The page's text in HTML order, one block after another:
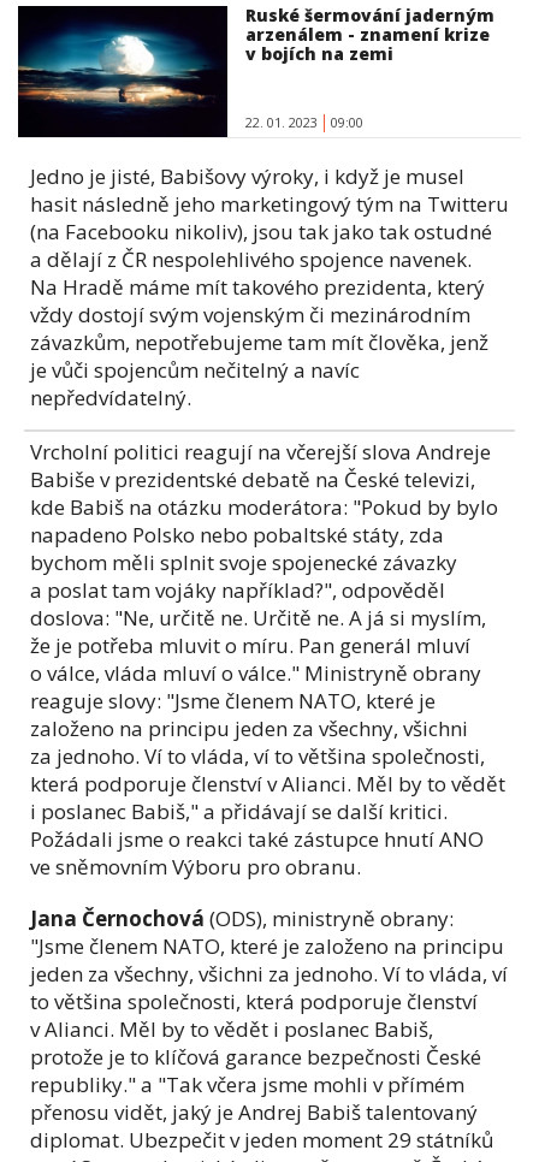
Ruské šermování jaderným
arzenálem - znamení krize
v bojích na zemi
22. 01. 2023 09:00
Jedno je jisté, Babišovy výroky, i když je musel
hasit následně jeho marketingový tým na Twitteru
(na Facebooku nikoliv), jsou tak jako tak ostudné
a dělají z ČR nespolehlivého spojence navenek.
Na Hradě máme mít takového prezidenta, který
vždy dostojí svým vojenským či mezinárodním
závazkům, nepotřebujeme tam mít člověka, jenž
je vůči spojencům nečitelný a navíc
nepředvídatelný.
Vrcholní politici reagují na včerejší slova Andreje
Babiše v prezidentské debatě na České televizi,
kde Babiš na otázku moderátora: "Pokud by bylo
napadeno Polsko nebo pobaltské státy, zda
bychom měli splnit svoje spojenecké závazky
a poslat tam vojáky například?", odpověděl
doslova: "Ne, určitě ne. Určitě ne. A já si myslím,
že je potřeba mluvit o míru. Pan generál mluví
o válce, vláda mluví o válce." Ministryně obrany
reaguje slovy: "Jsme členem NATO, které je
založeno na principu jeden za všechny, všichni
za jednoho. Ví to vláda, ví to většina společnosti,
která podporuje členství v Alianci. Měl by to vědět
i poslanec Babiš," a přidávají se další kritici.
Požádali jsme o reakci také zástupce hnutí ANO
ve sněmovním Výboru pro obranu.
Jana Černochová (ODS), ministryně obrany:
"Jsme členem NATO, které je založeno na principu
jeden za všechny, všichni za jednoho. Ví to vláda, ví
to většina společnosti, která podporuje členství
v Alianci. Měl by to vědět i poslanec Babiš,
protože je to klíčová garance bezpečnosti České
republiky." a "Tak včera jsme mohli v přímém
přenosu vidět, jaký je Andrej Babiš talentovaný
diplomat. Ubezpečit v jeden moment 29 státníků